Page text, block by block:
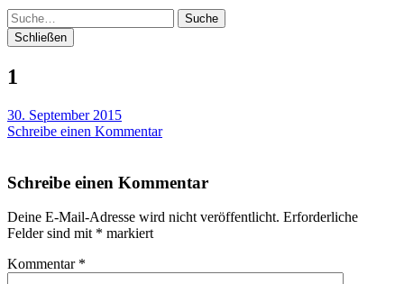
Suche
Schließen
1
30. September 2015
Schreibe einen Kommentar
Schreibe einen Kommentar
Deine E-Mail-Adresse wird nicht veröffentlicht. Erforderliche
Felder sind mit * markiert
Kommentar *